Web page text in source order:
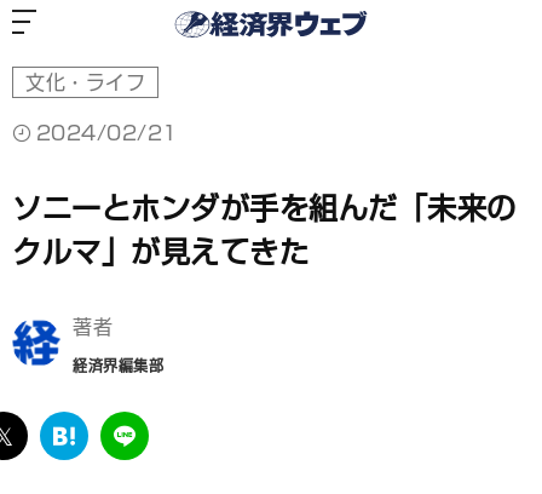
文化・ライフ
2024/02/21
ソニーとホンダが手を組んだ「未来の
クルマ」が見えてきた
著者
経済界編集部
twitter
は
LINE